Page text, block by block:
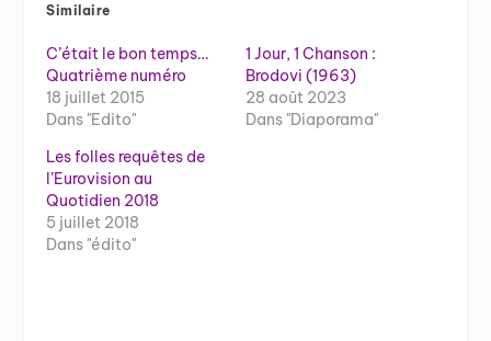
Similaire
C’était le bon temps…
Quatrième numéro
18 juillet 2015
Dans "Edito"
1 Jour, 1 Chanson :
Brodovi (1963)
28 août 2023
Dans "Diaporama"
Les folles requêtes de
l’Eurovision au
Quotidien 2018
5 juillet 2018
Dans "édito"